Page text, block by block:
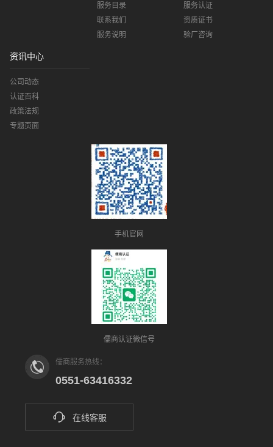
服务目录
联系我们
服务说明
服务认证
资质证书
验厂咨询
资讯中心
公司动态
认证百科
政策法规
专题页面
手机官网
儒商认证微信号
儒商服务热线：
0551-63416332
在线客服